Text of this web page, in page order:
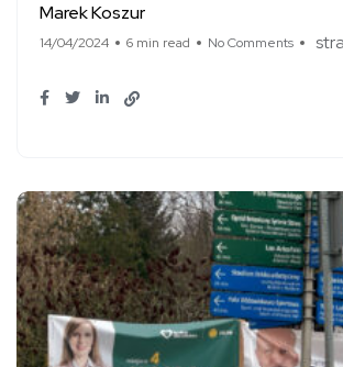
Marek Koszur
14/04/2024 6 min read No Comments